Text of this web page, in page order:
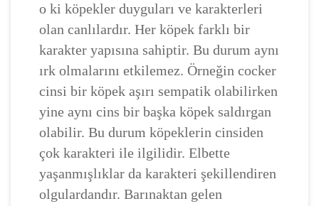
o ki köpekler duyguları ve karakterleri
olan canlılardır. Her köpek farklı bir
karakter yapısına sahiptir. Bu durum aynı
ırk olmalarını etkilemez. Örneğin cocker
cinsi bir köpek aşırı sempatik olabilirken
yine aynı cins bir başka köpek saldırgan
olabilir. Bu durum köpeklerin cinsiden
çok karakteri ile ilgilidir. Elbette
yaşanmışlıklar da karakteri şekillendiren
olgulardandır. Barınaktan gelen